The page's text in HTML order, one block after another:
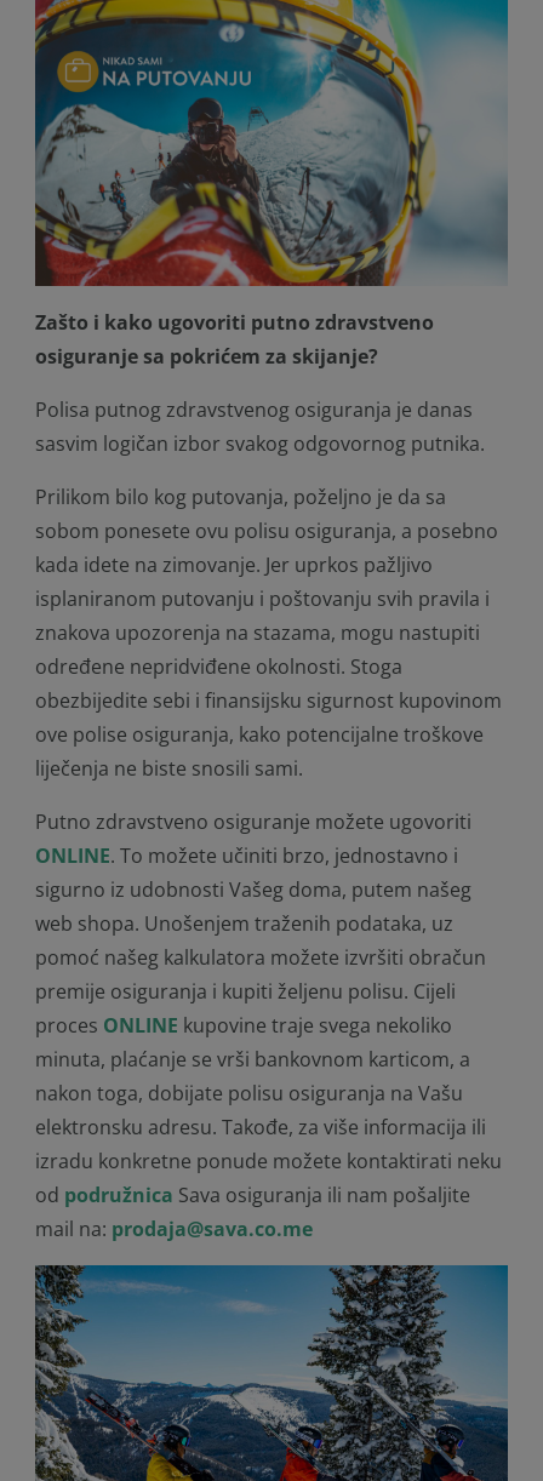
Zašto i kako ugovoriti putno zdravstveno
osiguranje sa pokrićem za skijanje?
Polisa putnog zdravstvenog osiguranja je danas
sasvim logičan izbor svakog odgovornog putnika.
Prilikom bilo kog putovanja, poželjno je da sa
sobom ponesete ovu polisu osiguranja, a posebno
kada idete na zimovanje. Jer uprkos pažljivo
isplaniranom putovanju i poštovanju svih pravila i
znakova upozorenja na stazama, mogu nastupiti
određene nepridviđene okolnosti. Stoga
obezbijedite sebi i finansijsku sigurnost kupovinom
ove polise osiguranja, kako potencijalne troškove
liječenja ne biste snosili sami.
Putno zdravstveno osiguranje možete ugovoriti
ONLINE. To možete učiniti brzo, jednostavno i
sigurno iz udobnosti Vašeg doma, putem našeg
web shopa. Unošenjem traženih podataka, uz
pomoć našeg kalkulatora možete izvršiti obračun
premije osiguranja i kupiti željenu polisu. Cijeli
proces ONLINE kupovine traje svega nekoliko
minuta, plaćanje se vrši bankovnom karticom, a
nakon toga, dobijate polisu osiguranja na Vašu
elektronsku adresu. Takođe, za više informacija ili
izradu konkretne ponude možete kontaktirati neku
od podružnica Sava osiguranja ili nam pošaljite
mail na: prodaja@sava.co.me